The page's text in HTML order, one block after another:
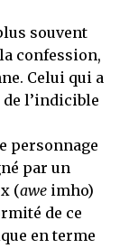
souvent
confession,
Celui qui a
l’indicible
personnage
par un
(awe imho)
de ce
en terme